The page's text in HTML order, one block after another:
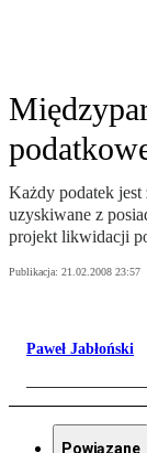
Każdy podatek jest
uzyskiwane z
projekt likwidacji
Publikacja: 21.02.2008 23:57
Paweł Jabłoński
Powiązane